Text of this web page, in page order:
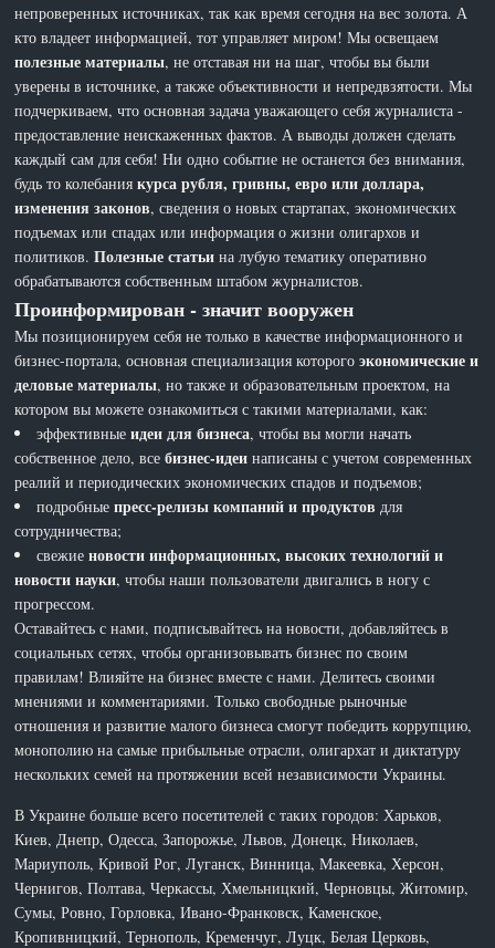
непроверенных источниках, так как время сегодня на вес золота. А
кто владеет информацией, тот управляет миром! Мы освещаем
полезные материалы, не отставая ни на шаг, чтобы вы были
уверены в источнике, а также объективности и непредвзятости. Мы
подчеркиваем, что основная задача уважающего себя журналиста -
предоставление неискаженных фактов. А выводы должен сделать
каждый сам для себя! Ни одно событие не останется без внимания,
будь то колебаниякурса рубля, гривны, евро или доллара,
изменения законов, сведения о новых стартапах, экономических
подъемах или спадах или информация о жизни олигархов и
политиков.Полезные статьи на лубую тематику оперативно
обрабатываются собственным штабом журналистов.
Проинформирован - значит вооружен
Мы позиционируем себя не только в качестве информационного и
бизнес-портала, основная специализация которогоэкономические и
деловые материалы, но также и образовательным проектом, на
котором вы можете ознакомиться с такими материалами, как:
эффективныеидеи для бизнеса, чтобы вы могли начать
собственное дело, всебизнес-идеи написаны с учетом современных
реалий и периодических экономических спадов и подъемов;
подробныепресс-релизы компаний и продуктов для
сотрудничества;
свежиеновости информационных, высоких технологий и
новости науки, чтобы наши пользователи двигались в ногу с
прогрессом.
Оставайтесь с нами, подписывайтесь на новости, добавляйтесь в
социальных сетях, чтобы организовывать бизнес по своим
правилам! Влияйте на бизнес вместе с нами. Делитесь своими
мнениями и комментариями. Только свободные рыночные
отношения и развитие малого бизнеса смогут победить коррупцию,
монополию на самые прибыльные отрасли, олигархат и диктатуру
нескольких семей на протяжении всей независимости Украины.
В Украине больше всего посетителей с таких городов: Харьков,
Киев, Днепр, Одесса, Запорожье, Львов, Донецк, Николаев,
Мариуполь, Кривой Рог, Луганск, Винница, Макеевка, Херсон,
Чернигов, Полтава, Черкассы, Хмельницкий, Черновцы, Житомир,
Сумы, Ровно, Горловка, Ивано-Франковск, Каменское,
Кропивницкий, Тернополь, Кременчуг, Луцк, Белая Церковь,